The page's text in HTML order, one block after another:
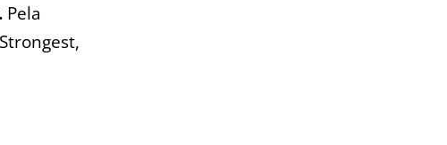
Pela